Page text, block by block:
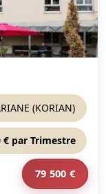
(KORIAN)
€ par Trimestre
79 500 €